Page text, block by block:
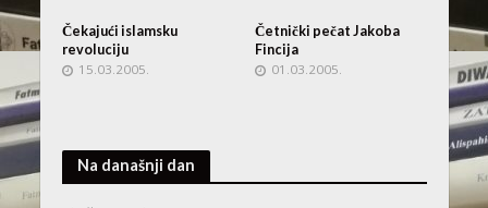
Čekajući islamsku
revoluciju
15.03.2005.
Četnički pečat Jakoba
Fincija
01.03.2005.
Na današnji dan